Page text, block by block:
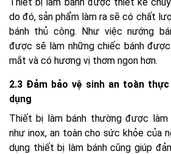
do đó, sản phẩm làm ra sẽ có chất
bánh thủ công. Như việc nướng
được sẽ làm những chiếc bánh
mắt và có hương vị thơm ngon hơn.
2.3 Đảm bảo vệ sinh an toàn
dụng
Thiết bị làm bánh thường được
như inox, an toàn cho sức khỏe của
dụng thiết bị làm bánh cũng giúp